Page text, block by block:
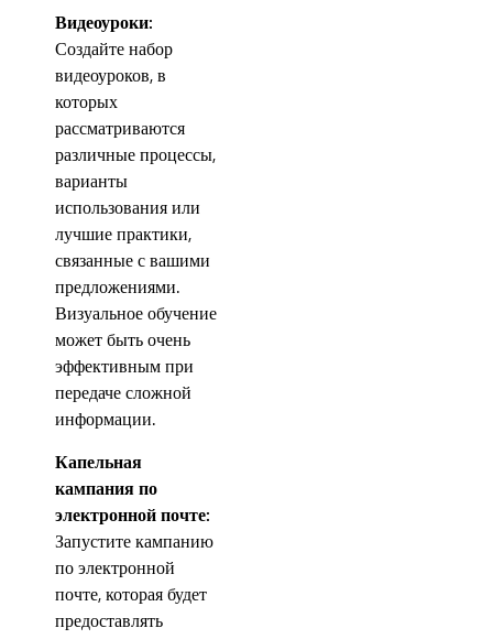
Видеоуроки:
Создайте набор
видеоуроков, в
которых
рассматриваются
различные процессы,
варианты
использования или
лучшие практики,
связанные с вашими
предложениями.
Визуальное обучение
может быть очень
эффективным при
передаче сложной
информации.
Капельная
кампания по
электронной почте:
Запустите кампанию
по электронной
почте, которая будет
предоставлять